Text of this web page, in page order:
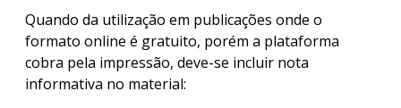
Quando da utilização em publicações onde o
formato online é gratuito, porém a plataforma
cobra pela impressão, deve-se incluir nota
informativa no material: